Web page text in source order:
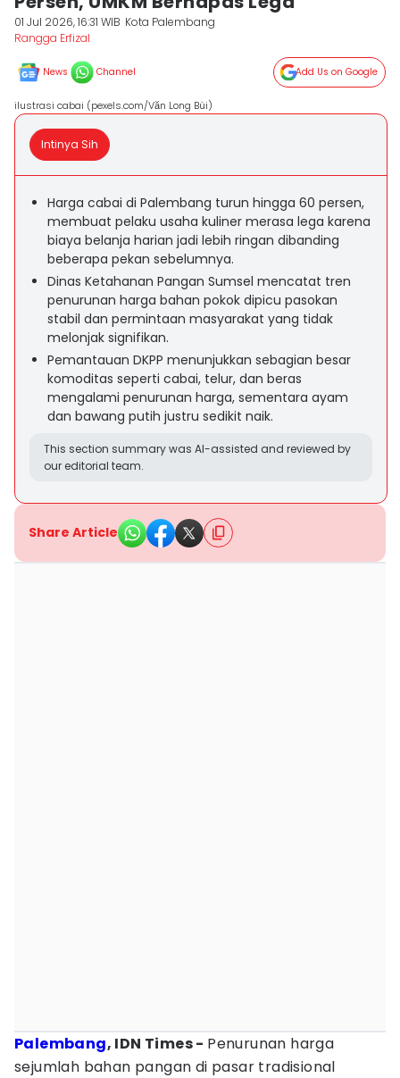
01 Jul 2026, 16:31 WIB Kota Palembang
Rangga Erfizal
News Channel Add Us on Google
ilustrasi cabai (pexels.com/Văn Long Bùi)
Intinya Sih
Harga cabai di Palembang turun hingga 60 persen,
membuat pelaku usaha kuliner merasa lega karena
biaya belanja harian jadi lebih ringan dibanding
beberapa pekan sebelumnya.
Dinas Ketahanan Pangan Sumsel mencatat tren
penurunan harga bahan pokok dipicu pasokan
stabil dan permintaan masyarakat yang tidak
melonjak signifikan.
Pemantauan DKPP menunjukkan sebagian besar
komoditas seperti cabai, telur, dan beras
mengalami penurunan harga, sementara ayam
dan bawang putih justru sedikit naik.
This section summary was AI-assisted and reviewed by
our editorial team.
Share Article
Palembang, IDN Times - Penurunan harga
sejumlah bahan pangan di pasar tradisional